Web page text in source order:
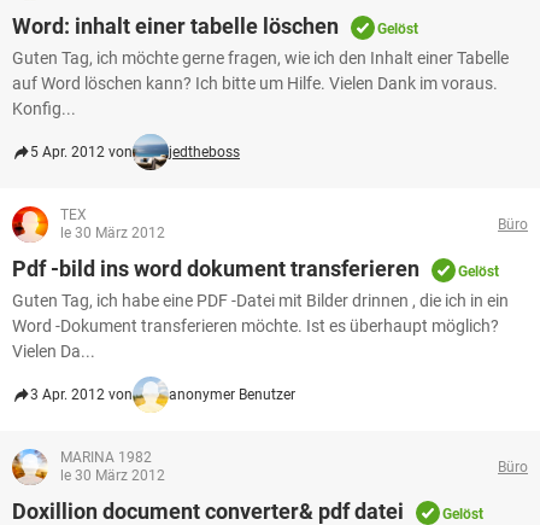
Word: inhalt einer tabelle löschen Gelöst
Guten Tag, ich möchte gerne fragen, wie ich den Inhalt einer Tabelle
auf Word löschen kann? Ich bitte um Hilfe. Vielen Dank im voraus.
Konfig...
5 Apr. 2012 von jedtheboss
TEX
le 30 März 2012
Büro
Pdf -bild ins word dokument transferieren Gelöst
Guten Tag, ich habe eine PDF -Datei mit Bilder drinnen , die ich in ein
Word -Dokument transferieren möchte. Ist es überhaupt möglich?
Vielen Da...
3 Apr. 2012 von anonymer Benutzer
MARINA 1982
le 30 März 2012
Büro
Doxillion document converter& pdf datei Gelöst